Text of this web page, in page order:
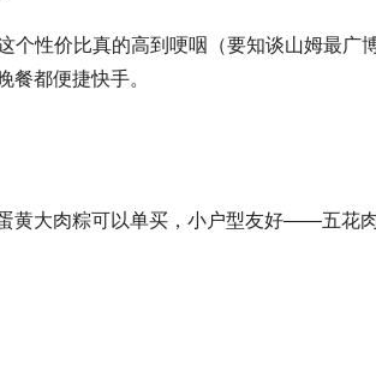
个性价比真的高到哽咽（要知谈山姆最广
餐都便捷快手。
黄大肉粽可以单买，小户型友好——五花